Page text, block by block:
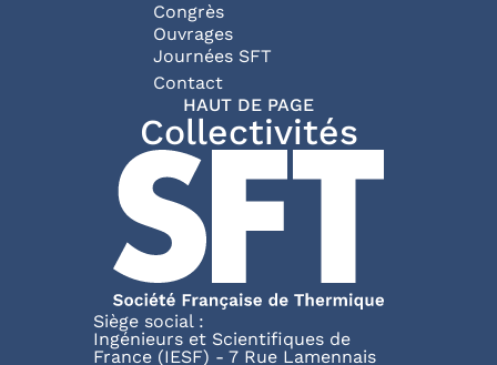
Congrès
Ouvrages
Journées SFT
Pied de page
Contact
HAUT DE PAGE
Collectivités
Siège social :
Ingénieurs et Scientifiques de
France (IESF) - 7 Rue Lamennais